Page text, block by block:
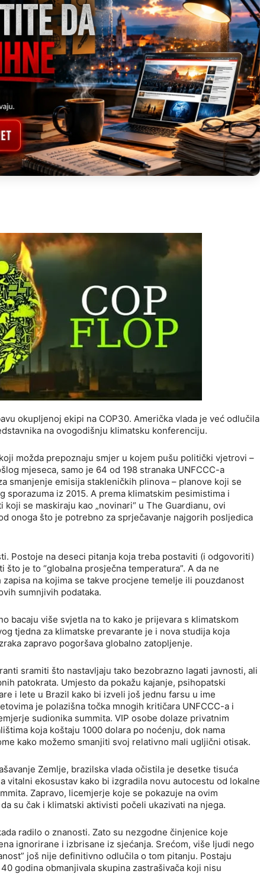
okupljenoj ekipi na COP30. Američka vlada je već odlučila
na ovogodišnju klimatsku konferenciju.
možda prepoznaju smjer u kojem pušu politički vjetrovi –
mjeseca, samo je 64 od 198 stranaka UNFCCC-a
smanjenje emisija stakleničkih plinova – planove koji se
sporazuma iz 2015. A prema klimatskim pesimistima i
se maskiraju kao „novinari“ u The Guardianu, ovi
onoga što je potrebno za sprječavanje najgorih posljedica
Postoje na deseci pitanja koja treba postaviti (i odgovoriti)
je to “globalna prosječna temperatura”. A da ne
na kojima se takve procjene temelje ili pouzdanost
sumnjivih podataka.
bacaju više svjetla na to kako je prijevara s klimatskom
tjedna za klimatske prevarante je i nova studija koja
zapravo pogoršava globalno zatopljenje.
sramiti što nastavljaju tako bezobrazno lagati javnosti, ali
patokrata. Umjesto da pokažu kajanje, psihopatski
i lete u Brazil kako bi izveli još jednu farsu u ime
je polazišna točka mnogih kritičara UNFCCC-a i
sudionika summita. VIP osobe dolaze privatnim
koja koštaju 1000 dolara po noćenju, dok nama
kako možemo smanjiti svoj relativno mali ugljični otisak.
Zemlje, brazilska vlada očistila je desetke tisuća
vitalni ekosustav kako bi izgradila novu autocestu od lokalne
Zapravo, licemjerje koje se pokazuje na ovim
su čak i klimatski aktivisti počeli ukazivati ​​na njega.
radilo o znanosti. Zato su nezgodne činjenice koje
ignorirane i izbrisane iz sjećanja. Srećom, više ljudi nego
još nije definitivno odlučila o tom pitanju. Postaju
godina obmanjivala skupina zastrašivača koji nisu